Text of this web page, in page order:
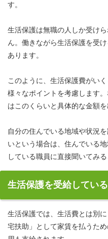
す。
生活保護は無職の人しか受け
ん。働きながら生活保護を受
あります。
このように、生活保護費がい
様々なポイントを考慮します
はこのくらいと具体的な金額
自分の住んでいる地域や状況
いという場合は、住んでいる
している職員に直接聞いてみる
生活保護を受給してい
生活保護では、生活費とは別
宅扶助」として家賃を払うた